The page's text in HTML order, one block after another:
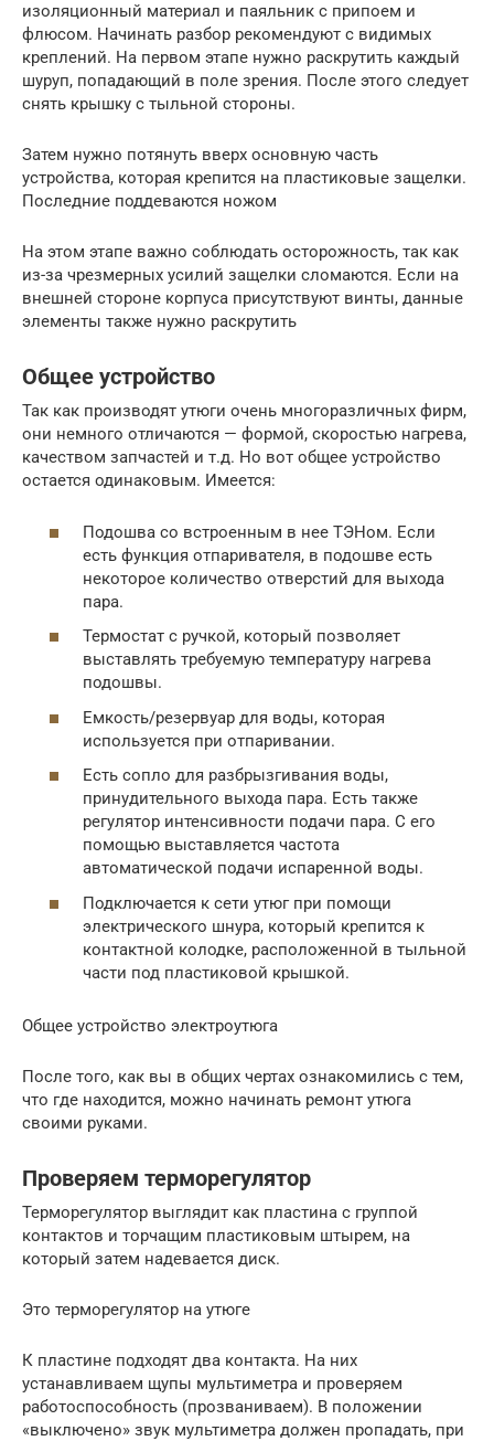
изоляционный материал и паяльник с припоем и
флюсом. Начинать разбор рекомендуют с видимых
креплений. На первом этапе нужно раскрутить каждый
шуруп, попадающий в поле зрения. После этого следует
снять крышку с тыльной стороны.
Затем нужно потянуть вверх основную часть
устройства, которая крепится на пластиковые защелки.
Последние поддеваются ножом
На этом этапе важно соблюдать осторожность, так как
из-за чрезмерных усилий защелки сломаются. Если на
внешней стороне корпуса присутствуют винты, данные
элементы также нужно раскрутить
Общее устройство
Так как производят утюги очень многоразличных фирм,
они немного отличаются — формой, скоростью нагрева,
качеством запчастей и т.д. Но вот общее устройство
остается одинаковым. Имеется:
Подошва со встроенным в нее ТЭНом. Если
есть функция отпаривателя, в подошве есть
некоторое количество отверстий для выхода
пара.
Термостат с ручкой, который позволяет
выставлять требуемую температуру нагрева
подошвы.
Емкость/резервуар для воды, которая
используется при отпаривании.
Есть сопло для разбрызгивания воды,
принудительного выхода пара. Есть также
регулятор интенсивности подачи пара. С его
помощью выставляется частота
автоматической подачи испаренной воды.
Подключается к сети утюг при помощи
электрического шнура, который крепится к
контактной колодке, расположенной в тыльной
части под пластиковой крышкой.
Общее устройство электроутюга
После того, как вы в общих чертах ознакомились с тем,
что где находится, можно начинать ремонт утюга
своими руками.
Проверяем терморегулятор
Терморегулятор выглядит как пластина с группой
контактов и торчащим пластиковым штырем, на
который затем надевается диск.
Это терморегулятор на утюге
К пластине подходят два контакта. На них
устанавливаем щупы мультиметра и проверяем
работоспособность (прозваниваем). В положении
«выключено» звук мультиметра должен пропадать, при